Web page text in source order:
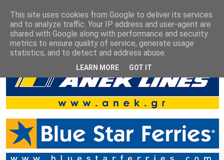
This site uses cookies from Google to deliver its services
and to analyze traffic. Your IP address and user-agent are
shared with Google along with performance and security
metrics to ensure quality of service, generate usage
statistics, and to detect and address abuse.
LEARN MORE GOT IT